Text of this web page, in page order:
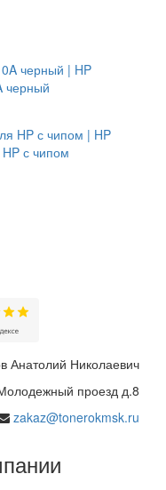
черный
с чипом
Анатолий Николаевич
проезд д.8
zakaz@tonerokmsk.ru